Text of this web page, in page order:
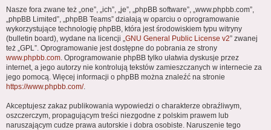
Nasze fora zwane też „one”, „ich”, „je”, „phpBB software”, „www.phpbb.com”,
„phpBB Limited”, „phpBB Teams” działają w oparciu o oprogramowanie
wykorzystujące technologię phpBB, która jest środowiskiem typu witryny
(bulletin board), wydane na licencji „GNU General Public License v2” zwanej
też „GPL”. Oprogramowanie jest dostępne do pobrania ze strony
www.phpbb.com. Oprogramowanie phpBB tylko ułatwia dyskusje przez
internet, a jego autorzy nie kontrolują tekstów zamieszczanych w internecie za
jego pomocą. Więcej informacji o phpBB można znaleźć na stronie
https://www.phpbb.com/.
Akceptujesz zakaz publikowania wypowiedzi o charakterze obraźliwym,
oszczerczym, propagującym treści niezgodne z polskim prawem lub
naruszającym cudze prawa autorskie i dobra osobiste. Naruszenie tego